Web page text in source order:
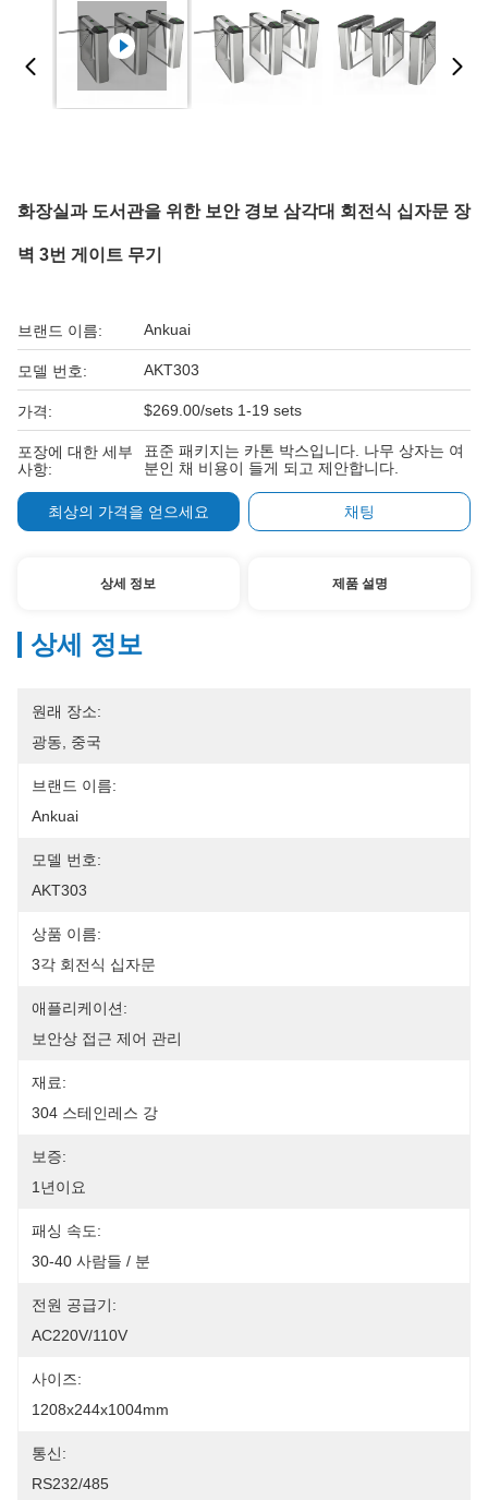
화장실과 도서관을 위한 보안 경보 삼각대 회전식 십자문 장
벽 3번 게이트 무기
브랜드 이름: Ankuai
모델 번호: AKT303
가격: $269.00/sets 1-19 sets
포장에 대한 세부
사항:
표준 패키지는 카톤 박스입니다. 나무 상자는 여
분인 채 비용이 들게 되고 제안합니다.
최상의 가격을 얻으세요 채팅
상세 정보 제품 설명
상세 정보
원래 장소:
광동, 중국
브랜드 이름:
Ankuai
모델 번호:
AKT303
상품 이름:
3각 회전식 십자문
애플리케이션:
보안상 접근 제어 관리
재료:
304 스테인레스 강
보증:
1년이요
패싱 속도:
30-40 사람들 / 분
전원 공급기:
AC220V/110V
사이즈:
1208x244x1004mm
통신:
RS232/485